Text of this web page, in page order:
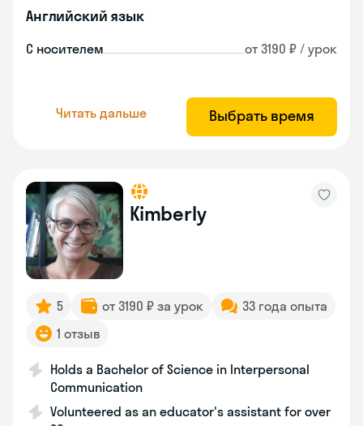
Английский язык
С носителем от 3190 ₽ / урок
Читать дальше Выбрать время
Kimberly
5 от 3190 ₽ за урок
33 года опыта
1 отзыв
Holds a Bachelor of Science in Interpersonal
Communication
Volunteered as an educator's assistant for over